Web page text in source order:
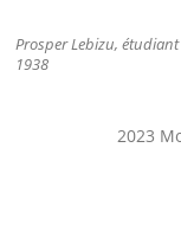
Prosper Lebizu,
1938
2023